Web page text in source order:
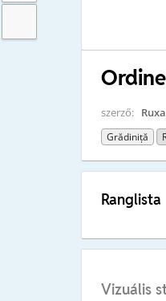
szerző:
Grădiniță
Ranglista
Vizuális